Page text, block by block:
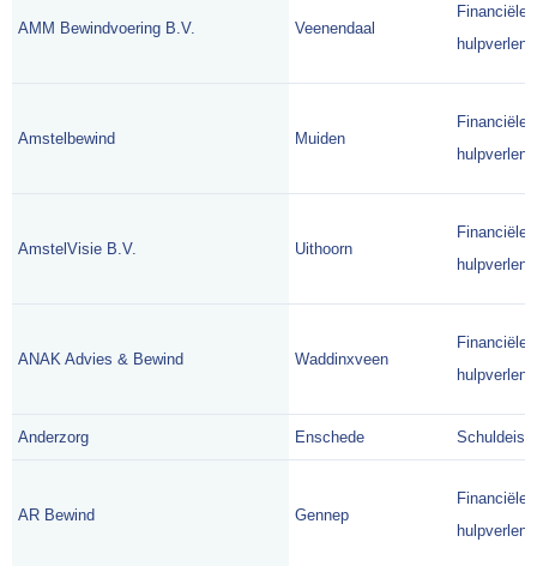
AMM Bewindvoering B.V. Veenendaal
Financiële
Amstelbewind Muiden
Financiële
AmstelVisie B.V. Uithoorn
Financiële
ANAK Advies & Bewind Waddinxveen
Financiële
Anderzorg Enschede Schuldeiser
AR Bewind Gennep
Financiële